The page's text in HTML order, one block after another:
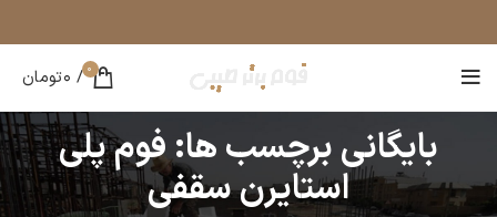
0
/
0تومان
بایگانی برچسب ها: فوم پلی
استایرن سقفی